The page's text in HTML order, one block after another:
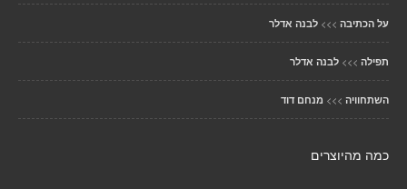
על הכתיבה >>> לבנה אדלר
תפילה >>> לבנה אדלר
השתחוויה >>> מנחם דוד
כמה מהיוצרים